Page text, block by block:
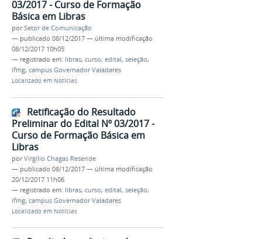
03/2017 - Curso de Formação
Básica em Libras
porSetor de Comunicação
— publicado 08/12/2017 — última modificação
08/12/2017 10h05
— registrado em: libras, curso, edital, seleção,
ifmg, campus Governador Valadares
Localizado em Notícias
Retificação do Resultado
Preliminar do Edital Nº 03/2017 -
Curso de Formação Básica em
Libras
porVirgílio Chagas Resende
— publicado 08/12/2017 — última modificação
20/12/2017 11h06
— registrado em: libras, curso, edital, seleção,
ifmg, campus Governador Valadares
Localizado em Notícias